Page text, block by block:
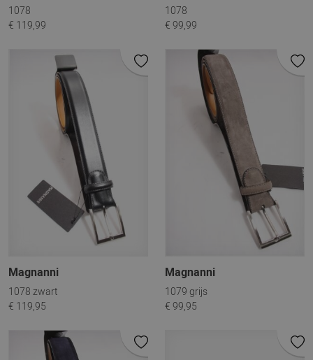
1078
€ 119,99
1078
€ 99,99
Magnanni
1078 zwart
€ 119,95
Magnanni
1079 grijs
€ 99,95